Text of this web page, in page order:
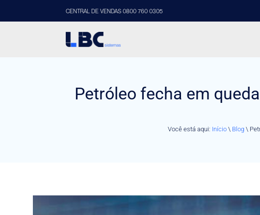
CENTRAL DE VENDAS 0800 760 0305
Petróleo fecha em
Você está aqui: Início\ Blog\